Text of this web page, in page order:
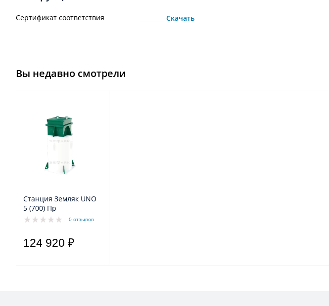
Сертификат соответствия Скачать
Вы недавно смотрели
Станция Земляк UNO
5 (700) Пр
0 отзывов
124 920 ₽